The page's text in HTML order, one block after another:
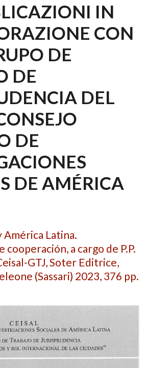
IN
CON
DE
DE
DEL
DE
DE AMÉRICA
Latina.
a cargo de P.P.
GTJ, Soter Editrice,
(Sassari) 2023, 376 pp.